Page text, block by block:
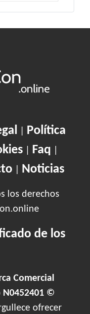
Política
Faq
| Noticias
los derechos
de los
Comercial
N0452401 ©
ofrecer